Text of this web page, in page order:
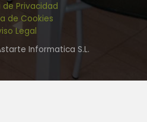
de Privacidad
de Cookies
Legal
Informatica S.L.